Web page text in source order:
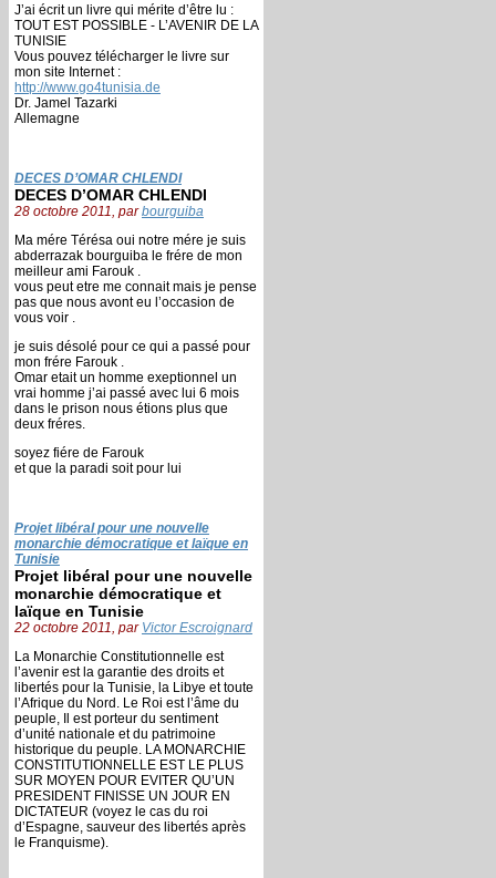
J’ai écrit un livre qui mérite d’être lu :
TOUT EST POSSIBLE - L’AVENIR DE LA
TUNISIE
Vous pouvez télécharger le livre sur
mon site Internet :
http://www.go4tunisia.de
Dr. Jamel Tazarki
Allemagne
DECES D’OMAR CHLENDI
DECES D’OMAR CHLENDI
28 octobre 2011, parbourguiba
Ma mére Térésa oui notre mére je suis
abderrazak bourguiba le frére de mon
meilleur ami Farouk .
vous peut etre me connait mais je pense
pas que nous avont eu l’occasion de
vous voir .
je suis désolé pour ce qui a passé pour
mon frére Farouk .
Omar etait un homme exeptionnel un
vrai homme j’ai passé avec lui 6 mois
dans le prison nous étions plus que
deux fréres.
soyez fiére de Farouk
et que la paradi soit pour lui
Projet libéral pour une nouvelle
monarchie démocratique et laïque en
Tunisie
Projet libéral pour une nouvelle
monarchie démocratique et
laïque en Tunisie
22 octobre 2011, par Victor Escroignard
La Monarchie Constitutionnelle est
l’avenir est la garantie des droits et
libertés pour la Tunisie, la Libye et toute
l’Afrique du Nord. Le Roi est l’âme du
peuple, Il est porteur du sentiment
d’unité nationale et du patrimoine
historique du peuple. LA MONARCHIE
CONSTITUTIONNELLE EST LE PLUS
SUR MOYEN POUR EVITER QU’UN
PRESIDENT FINISSE UN JOUR EN
DICTATEUR (voyez le cas du roi
d’Espagne, sauveur des libertés après
le Franquisme).